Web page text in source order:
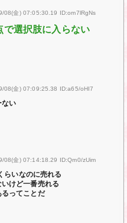
08(金) 07:05:30.19 ID:om7lRgNs
で選択肢に入らない
08(金) 07:09:25.38 ID:a65/oHI7
ない
08(金) 07:14:18.29 ID:Qm0/zUim
らいなのに売れる
けど一番売れる
ってことだ